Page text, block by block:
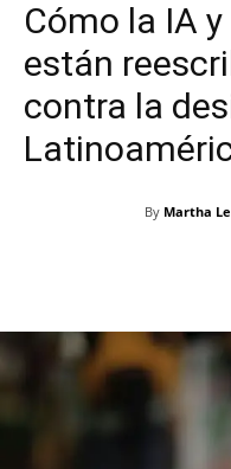
Cómo la IA
están
contra la
By Martha